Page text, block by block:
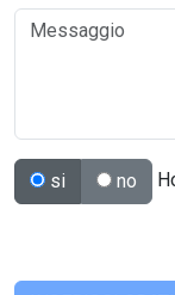
si no